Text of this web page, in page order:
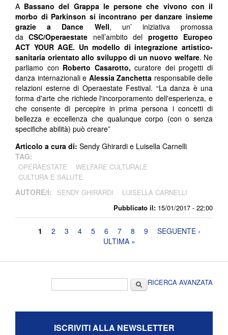
Pubblicato il: 15/01/2017 - 22:00
A Bassano del Grappa le persone che vivono con il
morbo di Parkinson si incontrano per danzare insieme
grazie a Dance Well, un’ iniziativa promossa
da CSC/Operaestate nell’ambito del progetto Europeo
ACT YOUR AGE. Un modello di integrazione artistico-
sanitaria orientato allo sviluppo di un nuovo welfare. Ne
parliamo con Roberto Casarotto, curatore dei progetti di
danza internazionali e Alessia Zanchetta responsabile delle
relazioni esterne di Operaestate Festival. “La danza è una
forma d'arte che richiede l'incorporamento dell'esperienza, e
che consente di percepire in prima persona i concetti di
bellezza e eccellenza che qualunque corpo (con o senza
specifiche abilità) può creare”
Articolo a cura di: Sendy Ghirardi e Luisella Carnelli
TAG:
OPERAESTATE
WELFARE CULTURALE
CULTURA E SALUTE
AUTORE/I: SENDY GHIRARDI LUISELLA CARNELLI
Pagine
1 2 3 4 5 6 7 8 9
SEGUENTE ›
ULTIMA »
Form di ricerca CercaRICERCA AVANZATA
ISCRIVITI ALLA NEWSLETTER